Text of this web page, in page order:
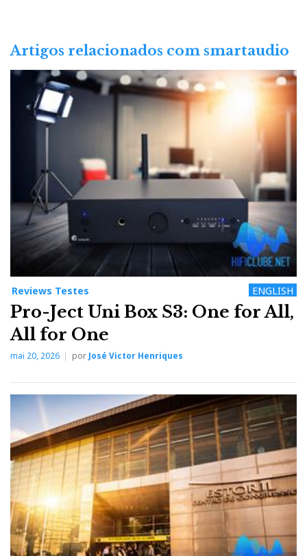
Artigos relacionados com smartaudio
Reviews Testes ENGLISH
Pro-Ject Uni Box S3: One for All,
All for One
mai 20, 2026 por José Victor Henriques